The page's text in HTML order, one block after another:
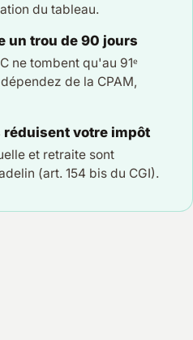
du tableau.
un trou de 90 jours
ne tombent qu'au 91ᵉ
de la CPAM,
votre impôt
et retraite sont
(art. 154 bis du CGI).